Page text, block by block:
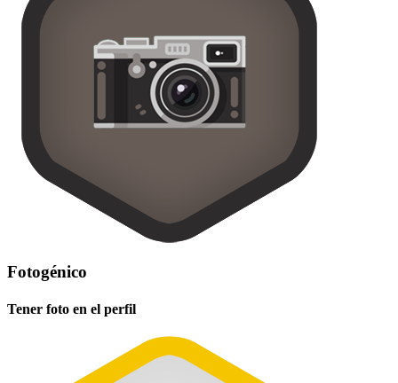
Fotogénico
Tener foto en el perfil